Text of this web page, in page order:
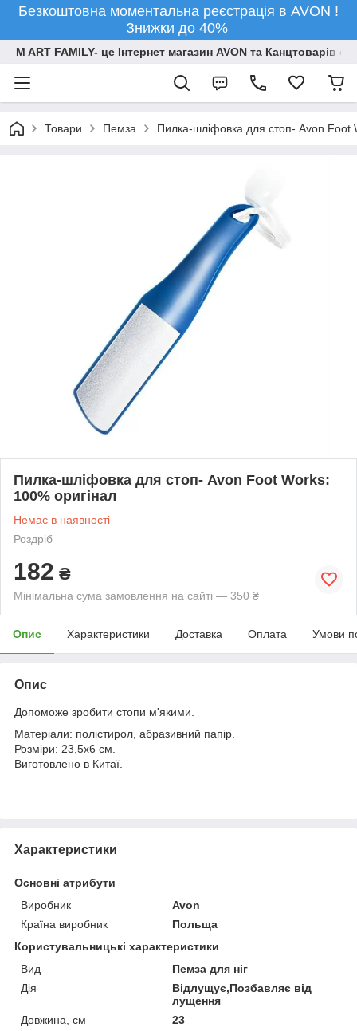
Безкоштовна моментальна реєстрація в AVON !
Знижки до 40%
M ART FAMILY- це Інтернет магазин AVON та Канцтоварів
Товари Пемза Пилка-шліфовка для стоп- Avon Foot
Пилка-шліфовка для стоп- Avon Foot Works:
100% оригінал
Немає в наявності
Роздріб
182 ₴
Мінімальна сума замовлення на сайті — 350 ₴
Опис Характеристики Доставка Оплата Умови
Опис
Допоможе зробити стопи м'якими.
Матеріали: полістирол, абразивний папір.
Розміри: 23,5х6 см.
Виготовлено в Китаї.
Характеристики
Основні атрибути
Виробник
Avon
Країна виробник
Польща
Користувальницькі характеристики
Вид
Пемза для ніг
Дія
Відлущує,Позбавляє від
лущення
Довжина, см
23